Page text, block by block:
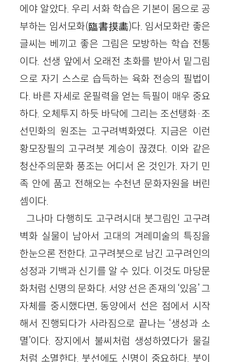
에야 알았다. 우리 서화 학습은 기본이 몸으로 공
부하는 임서모화(臨書摸畵)다. 임서모화란 좋은
글씨는 베끼고 좋은 그림은 모방하는 학습 전통
이다. 선생 앞에서 오래전 초화를 받아서 밑그림
으로 자기 스스로 습득하는 육화 전승의 필법이
다. 바른 자세로 운필력을 얻는 득필이 매우 중요
하다. 오체투지 하듯 바닥에 그리는 조선탱화·조
선민화의 원조는 고구려벽화였다. 지금은 이런
황모장필의 고구려붓 계승이 끊겼다. 이와 같은
청산주의문화 풍조는 어디서 온 것인가. 자기 민
족 안에 품고 전해오는 수천년 문화자원을 버린
셈이다.
그나마 다행히도 고구려시대 붓그림인 고구려
벽화 실물이 남아서 고대의 겨레미술의 특징을
한눈으론 전한다. 고구려붓으로 남긴 고구려인의
성정과 기백과 신기를 알 수 있다. 이것도 마당문
화처럼 신명의 문화다. 서양 선은 존재의 ‘있음’ 그
자체를 중시했다면, 동양에서 선은 점에서 시작
해서 진행되다가 사라짐으로 끝나는 ‘생성과 소
멸’이다. 장지에서 불씨처럼 생성하였다가 물길
처럼 소멸한다. 붓선에도 신명이 중요하다. 붓이